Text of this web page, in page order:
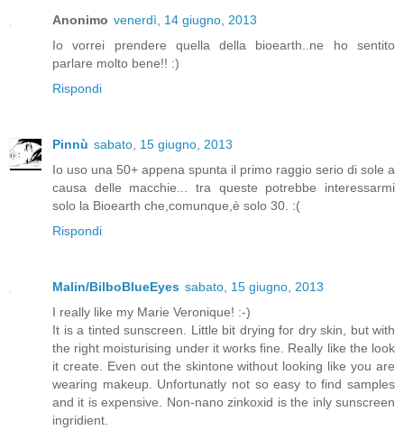
Anonimo venerdì, 14 giugno, 2013
Io vorrei prendere quella della bioearth..ne ho sentito
parlare molto bene!! :)
Rispondi
Pinnù sabato, 15 giugno, 2013
Io uso una 50+ appena spunta il primo raggio serio di sole a
causa delle macchie... tra queste potrebbe interessarmi
solo la Bioearth che,comunque,è solo 30. :(
Rispondi
Malin/BilboBlueEyes sabato, 15 giugno, 2013
I really like my Marie Veronique! :-)
It is a tinted sunscreen. Little bit drying for dry skin, but with
the right moisturising under it works fine. Really like the look
it create. Even out the skintone without looking like you are
wearing makeup. Unfortunatly not so easy to find samples
and it is expensive. Non-nano zinkoxid is the inly sunscreen
ingridient.